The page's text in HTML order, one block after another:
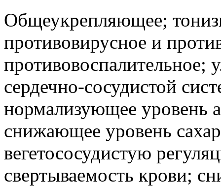
Общеукрепляющее;
противовирусное и
противовоспалительное;
сердечно-сосудистой
нормализующее уровень
снижающее уровень
вегетососудистую
свертываемость крови;